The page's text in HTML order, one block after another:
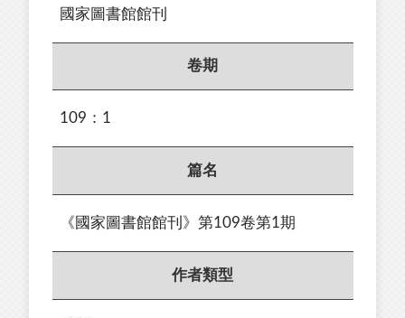
國家圖書館館刊
卷期
109：1
篇名
《國家圖書館館刊》第109卷第1期
作者類型